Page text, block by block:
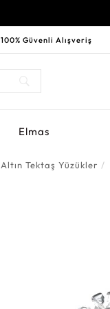
100% Güvenli Alışveriş
Elmas
Altın Tektaş Yüzükler